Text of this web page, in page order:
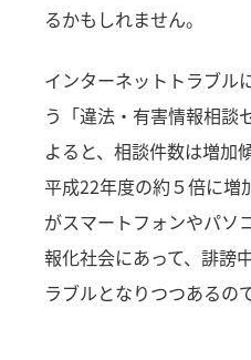
るかもしれません。
インターネットトラブル
う「違法・有害情報相談
よると、相談件数は増加
平成22年度の約５倍に増
がスマートフォンやパソ
報化社会にあって、誹謗
ラブルとなりつつあるので